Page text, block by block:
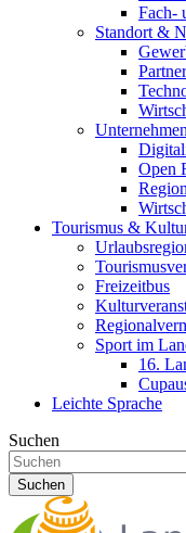
Fach-
Standort &
Open
Tourismus &
Freizeitbus
Sport im
16.
Leichte Sprache
Suchen
Suchen